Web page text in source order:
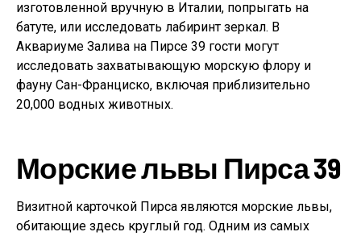
изготовленной вручную в Италии, попрыгать на
батуте, или исследовать лабиринт зеркал. В
Аквариуме Залива на Пирсе 39 гости могут
исследовать захватывающую морскую флору и
фауну Сан-Франциско, включая приблизительно
20,000 водных животных.
Морские львы Пирса 39
Визитной карточкой Пирса являются морские львы,
обитающие здесь круглый год. Одним из самых